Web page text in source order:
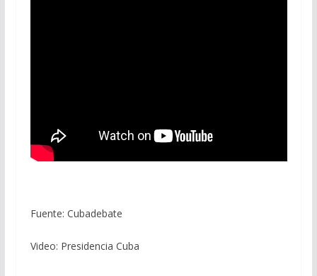
Fuente: Cubadebate
Video: Presidencia Cuba